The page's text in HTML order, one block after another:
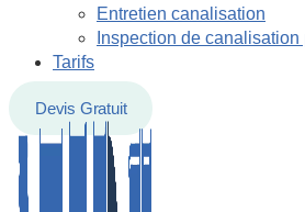
Entretien canalisation
Inspection de canalisation
Tarifs
Devis Gratuit